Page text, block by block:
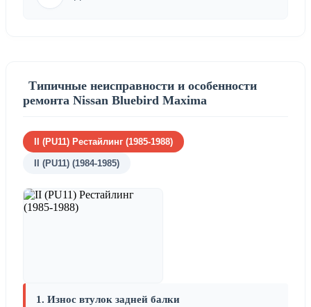
Типичные неисправности и особенности
ремонта Nissan Bluebird Maxima
II (PU11) Рестайлинг (1985-1988)
II (PU11) (1984-1985)
1. Износ втулок задней балки